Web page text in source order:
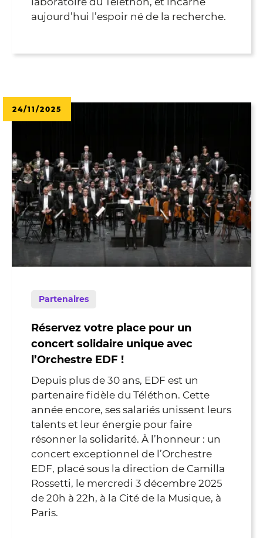
aujourd’hui l’espoir né de la recherche.
24/11/2025
Partenaires
Réservez votre place pour un
concert solidaire unique avec
l’Orchestre EDF !
Depuis plus de 30 ans, EDF est un
partenaire fidèle du Téléthon. Cette
année encore, ses salariés unissent leurs
talents et leur énergie pour faire
résonner la solidarité. À l’honneur : un
concert exceptionnel de l’Orchestre
EDF, placé sous la direction de Camilla
Rossetti, le mercredi 3 décembre 2025
de 20h à 22h, à la Cité de la Musique, à
Paris.